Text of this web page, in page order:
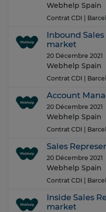
Webhelp Spain
Contrat CDI |
Inbound
market
20 Décembre 2021
Webhelp Spain
Contrat CDI |
Account
20 Décembre 2021
Webhelp Spain
Contrat CDI |
Sales
20 Décembre 2021
Webhelp Spain
Contrat CDI |
Inside Sales
market